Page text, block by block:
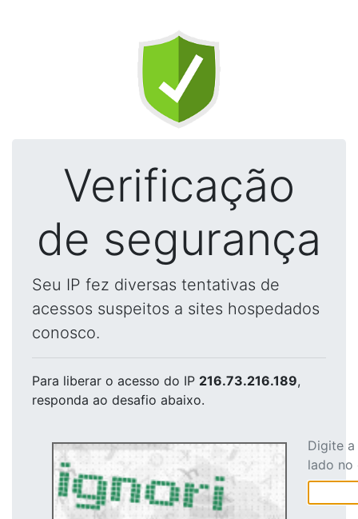
Verificação
de segurança
Seu IP fez diversas tentativas de
acessos suspeitos a sites hospedados
conosco.
Para liberar o acesso do IP 216.73.216.189,
responda ao desafio abaixo.
Digite
lado no